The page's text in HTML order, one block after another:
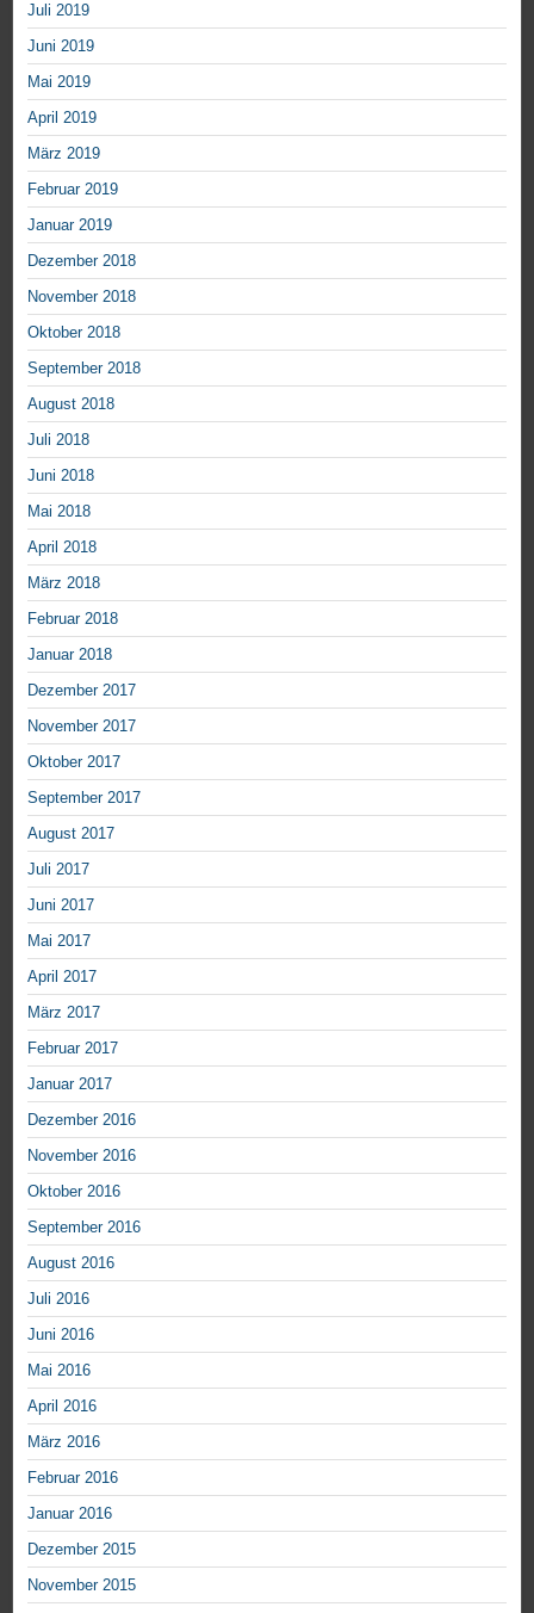
Juli 2019
Juni 2019
Mai 2019
April 2019
März 2019
Februar 2019
Januar 2019
Dezember 2018
November 2018
Oktober 2018
September 2018
August 2018
Juli 2018
Juni 2018
Mai 2018
April 2018
März 2018
Februar 2018
Januar 2018
Dezember 2017
November 2017
Oktober 2017
September 2017
August 2017
Juli 2017
Juni 2017
Mai 2017
April 2017
März 2017
Februar 2017
Januar 2017
Dezember 2016
November 2016
Oktober 2016
September 2016
August 2016
Juli 2016
Juni 2016
Mai 2016
April 2016
März 2016
Februar 2016
Januar 2016
Dezember 2015
November 2015